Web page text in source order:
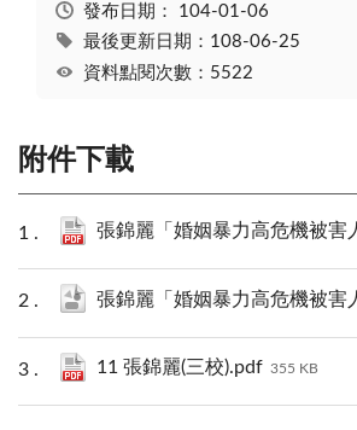
發布日期： 104-01-06
最後更新日期：108-06-25
資料點閱次數：5522
附件下載
張錦麗「婚姻暴力高危機被害人的司法安全維
張錦麗「婚姻暴力高危機被害人的司法安
11 張錦麗(三校).pdf 355 KB